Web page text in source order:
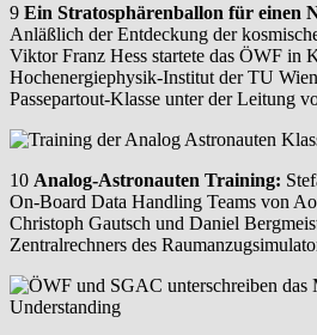
9 Ein Stratosphärenballon für einen
Anläßlich der Entdeckung der
Viktor Franz Hess startete das ÖWF in
Hochenergiephysik-Institut der TU
Passepartout-Klasse unter der Leitung
10 Analog-Astronauten Training:
On-Board Data Handling Teams von
Christoph Gautsch und Daniel
Zentralrechners des